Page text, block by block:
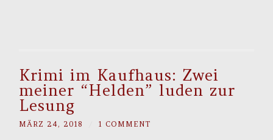
Krimi im Kaufhaus: Zwei
meiner “Helden” luden zur
Lesung
MÄRZ 24, 2018 1 COMMENT